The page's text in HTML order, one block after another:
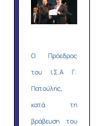
O Πρόεδρος
του Ι.Σ.Α Γ.
Πατούλης,
κατά τη
βράβευση του